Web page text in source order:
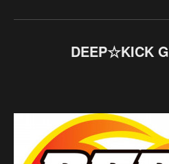
DEEP☆KICK